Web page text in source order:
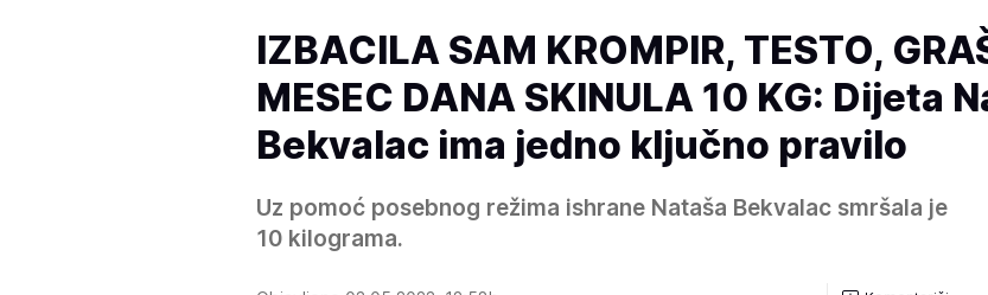
IZBACILA SAM KROMPIR, TESTO,
MESEC DANA SKINULA 10 KG: Dijeta
Bekvalac ima jedno ključno pravilo
Uz pomoć posebnog režima ishrane Nataša Bekvalac smršala je
10 kilograma.